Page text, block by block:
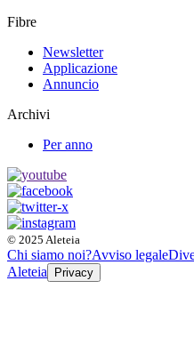
Fibre
Newsletter
Applicazione
Annuncio
Archivi
Per anno
© 2025 Aleteia
Chi siamo noi?Avviso legale
Aleteia
Privacy